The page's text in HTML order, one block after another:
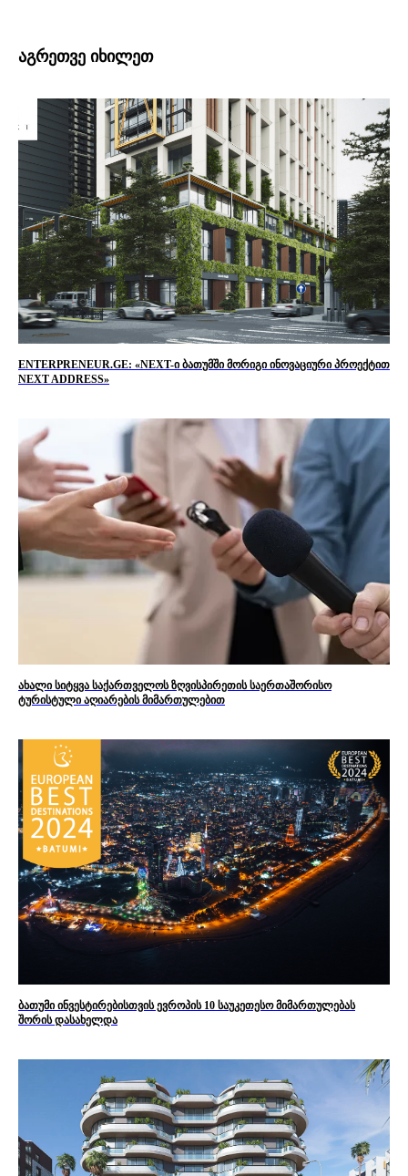
აგრეთვე იხილეთ
ENTERPRENEUR.GE: «NEXT-ი ბათუმში მორიგი ინოვაციური პროექტით
NEXT ADDRESS»
ახალი სიტყვა საქართველოს ზღვისპირეთის საერთაშორისო
ტურისტული აღიარების მიმართულებით
ბათუმი ინვესტირებისთვის ევროპის 10 საუკეთესო მიმართულებას
შორის დასახელდა